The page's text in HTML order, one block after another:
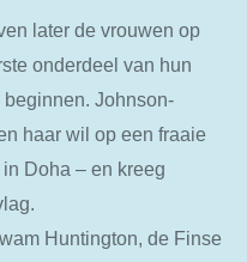
later de vrouwen op
onderdeel van hun
Johnson-
haar wil op een fraaie
Doha – en kreeg
Huntington, de Finse